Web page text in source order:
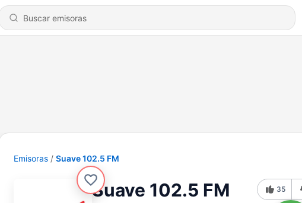
Emisoras Suave 102.5 FM
Suave 102.5 FM 35